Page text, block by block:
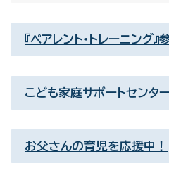
『ペアレント・トレーニング
こども家庭サポートセンタ
お父さんの育児を応援中！